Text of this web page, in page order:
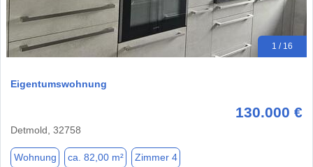
1 / 16
Eigentumswohnung
130.000 €
Detmold, 32758
Wohnung ca. 82,00 m² Zimmer 4